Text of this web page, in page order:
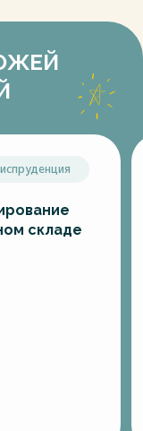
складе